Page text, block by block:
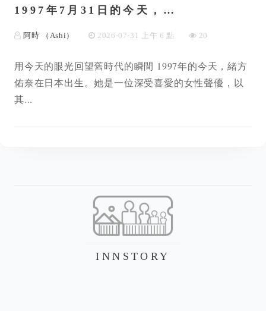
1997年7月31日的今天，…
阿時 （Ashi） 2026-07-31 上午 6 點 20
用今天的眼光回望舊時代的瞬間 1997年的今天，緒方
佑奈在日本出生。她是一位深受喜愛的女性聲優，以
其...
INNSTORY